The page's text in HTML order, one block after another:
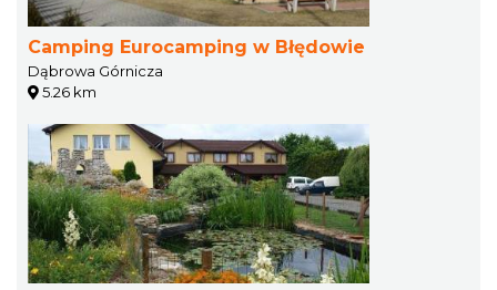
Camping Eurocamping w Błędowie
Dąbrowa Górnicza
5.26 km